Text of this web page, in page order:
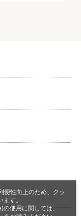
便性向上のため、クッ
す。
使用に関しては、